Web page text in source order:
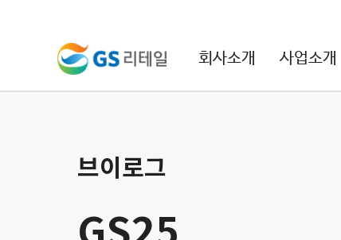
회사소개 사업소개
브이로그